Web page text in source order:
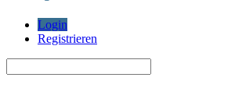
Login
Registrieren